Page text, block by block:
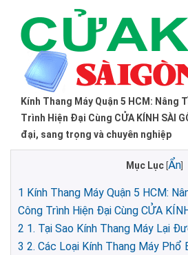
Kính Thang Máy Quận 5 HCM: Nâng
Trình Hiện Đại Cùng CỬA KÍNH SÀI
đại, sang trọng và chuyên nghiệp
Mục Lục Ẩn]
1 Kính Thang Máy Quận 5 HCM:
Công Trình Hiện Đại Cùng CỬA
2 1. Tại Sao Kính Thang Máy Lại
3 2. Các Loại Kính Thang Máy Phổ